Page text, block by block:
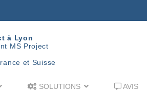
à Lyon
MS Project
et Suisse
SOLUTIONS AVIS